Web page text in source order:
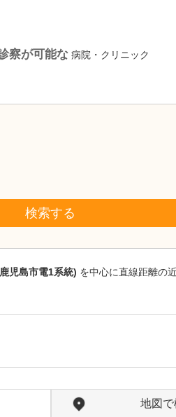
察が可能な 病院・クリニック
検索する
児島市電1系統) を中心に直線距離の
地図で
岡山県新見市
太田病院
科、循環器内科
内科を掲げ、幅
に対応していま